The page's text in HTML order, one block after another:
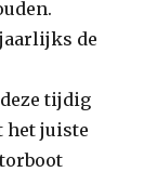
de
tijdig
het juiste